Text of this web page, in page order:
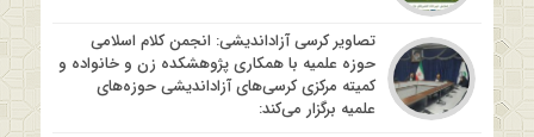
تصاویر کرسی آزاداندیشی: انجمن کلام اسلامی
حوزه علمیه با همکاری پژوهشکده زن و خانواده و
کمیته مرکزی کرسی‌های آزاداندیشی حوزه‌های
علمیه برگزار می‌کند: